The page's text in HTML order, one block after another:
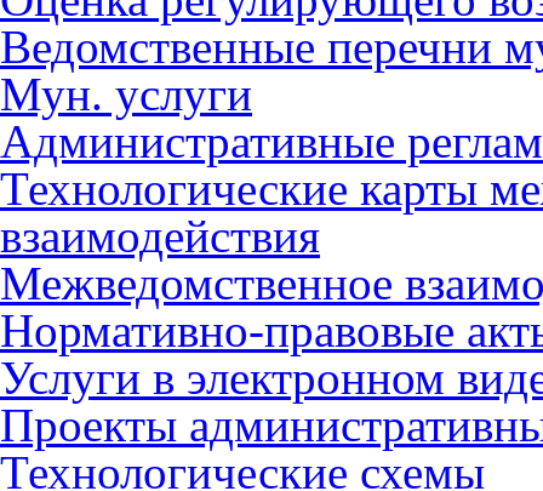
Ведомственные перечни
Мун. услуги
Административные
Технологические карты
взаимодействия
Межведомственное
Нормативно-правовые
Услуги в электронном
Проекты
Технологические схемы